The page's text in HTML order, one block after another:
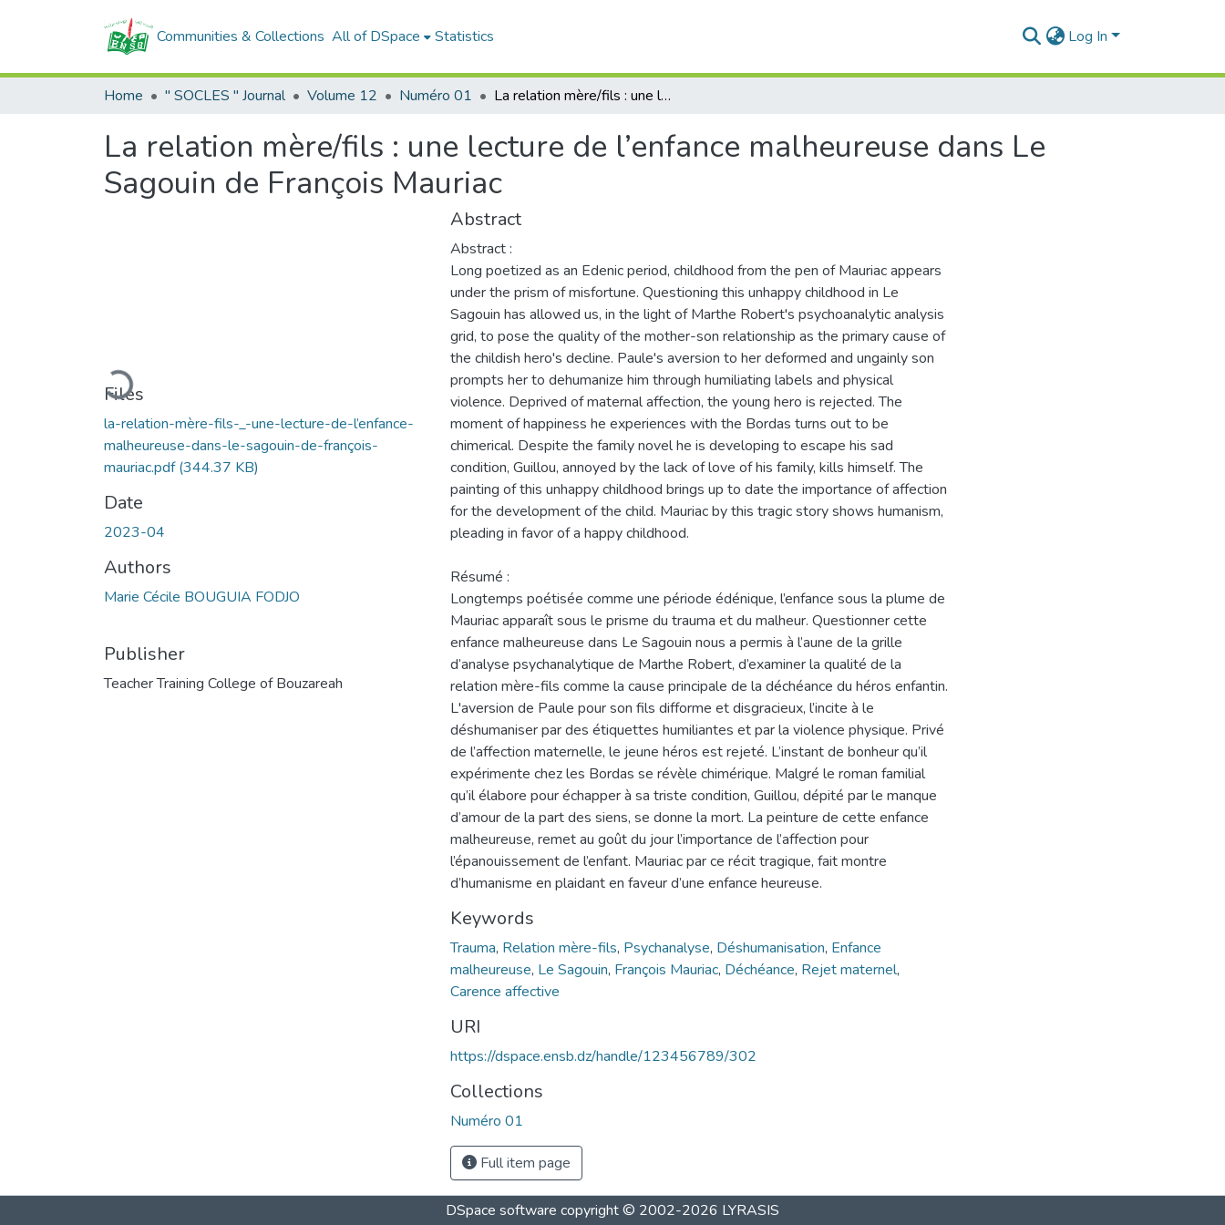
Communities & Collections All of DSpace Statistics Log In
Home " SOCLES " Journal Volume 12 Numéro 01 La relation mère/fils : une lecture de l’enfance malheureuse dans Le Sagouin de François Mauriac
La relation mère/fils : une lecture de l’enfance malheureuse dans Le
Sagouin de François Mauriac
Loading...
Files
la-relation-mère-fils-_-une-lecture-de-l’enfance-
malheureuse-dans-le-sagouin-de-françois-
mauriac.pdf(344.37 KB)
Date
2023-04
Authors
Marie Cécile BOUGUIA FODJO
Publisher
Teacher Training College of Bouzareah
Abstract
Abstract :
Long poetized as an Edenic period, childhood from the pen of Mauriac appears
under the prism of misfortune. Questioning this unhappy childhood in Le
Sagouin has allowed us, in the light of Marthe Robert's psychoanalytic analysis
grid, to pose the quality of the mother-son relationship as the primary cause of
the childish hero's decline. Paule's aversion to her deformed and ungainly son
prompts her to dehumanize him through humiliating labels and physical
violence. Deprived of maternal affection, the young hero is rejected. The
moment of happiness he experiences with the Bordas turns out to be
chimerical. Despite the family novel he is developing to escape his sad
condition, Guillou, annoyed by the lack of love of his family, kills himself. The
painting of this unhappy childhood brings up to date the importance of affection
for the development of the child. Mauriac by this tragic story shows humanism,
pleading in favor of a happy childhood.
Résumé :
Longtemps poétisée comme une période édénique, l’enfance sous la plume de
Mauriac apparaît sous le prisme du trauma et du malheur. Questionner cette
enfance malheureuse dans Le Sagouin nous a permis à l’aune de la grille
d’analyse psychanalytique de Marthe Robert, d’examiner la qualité de la
relation mère-fils comme la cause principale de la déchéance du héros enfantin.
L'aversion de Paule pour son fils difforme et disgracieux, l’incite à le
déshumaniser par des étiquettes humiliantes et par la violence physique. Privé
de l’affection maternelle, le jeune héros est rejeté. L’instant de bonheur qu’il
expérimente chez les Bordas se révèle chimérique. Malgré le roman familial
qu’il élabore pour échapper à sa triste condition, Guillou, dépité par le manque
d’amour de la part des siens, se donne la mort. La peinture de cette enfance
malheureuse, remet au goût du jour l’importance de l’affection pour
l’épanouissement de l’enfant. Mauriac par ce récit tragique, fait montre
d’humanisme en plaidant en faveur d’une enfance heureuse.
Keywords
Trauma, Relation mère-fils, Psychanalyse, Déshumanisation, Enfance
malheureuse, Le Sagouin, François Mauriac, Déchéance, Rejet maternel,
Carence affective
URI
https://dspace.ensb.dz/handle/123456789/302
Collections
Numéro 01
Full item page
DSpace software copyright © 2002-2026 LYRASIS